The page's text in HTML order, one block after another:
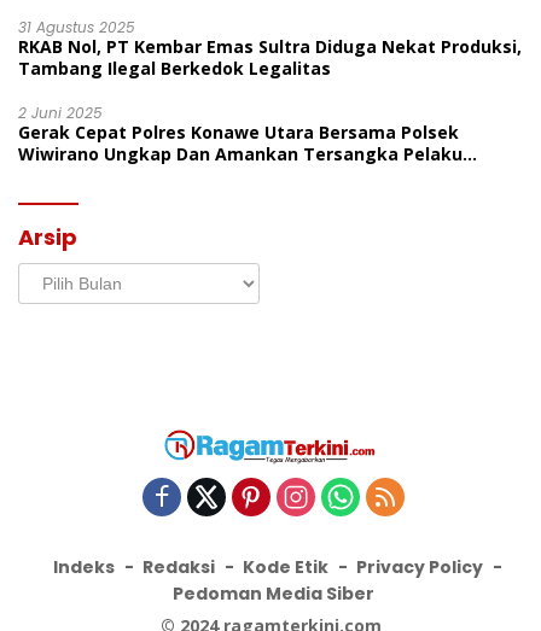
31 Agustus 2025
RKAB Nol, PT Kembar Emas Sultra Diduga Nekat Produksi,
Tambang Ilegal Berkedok Legalitas
2 Juni 2025
Gerak Cepat Polres Konawe Utara Bersama Polsek
Wiwirano Ungkap Dan Amankan Tersangka Pelaku
Arsip
Arsip
Indeks Redaksi Kode Etik
Privacy Policy
Pedoman Media Siber
© 2024 ragamterkini.com